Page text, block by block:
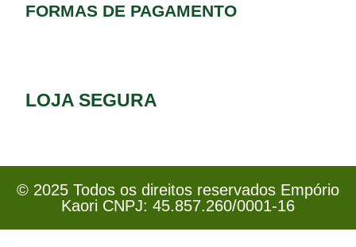
FORMAS DE PAGAMENTO
LOJA SEGURA
© 2025 Todos os direitos reservados Empório
Kaori CNPJ: 45.857.260/0001-16